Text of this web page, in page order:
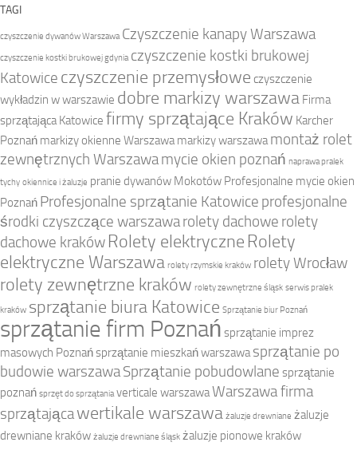
TAGI
czyszczenie dywanów Warszawa Czyszczenie kanapy Warszawa
czyszczenie kostki brukowej gdynia czyszczenie kostki brukowej
Katowice czyszczenie przemysłowe czyszczenie
wykładzin w warszawie dobre markizy warszawa Firma
sprzątająca Katowice firmy sprzątające Kraków Karcher
Poznań markizy okienne Warszawa markizy warszawa montaż rolet
zewnętrznych Warszawamycie okien poznań naprawa pralek
tychy okiennice i żaluzje pranie dywanów Mokotów Profesjonalne mycie okien
Poznań Profesjonalne sprzątanie Katowice profesjonalne
środki czyszczące warszawarolety dachowe rolety
dachowe kraków Rolety elektryczne Rolety
elektryczne Warszawa rolety rzymskie kraków rolety Wrocław
rolety zewnętrzne kraków rolety zewnętrzne śląsk serwis pralek
kraków sprzątanie biura Katowice Sprzątanie biur Poznań
sprzątanie firm Poznań sprzątanie imprez
masowych Poznańsprzątanie mieszkań warszawa sprzątanie po
budowie warszawaSprzątanie pobudowlane sprzątanie
poznań sprzęt do sprzątania verticale warszawaWarszawa firma
sprzątającawertikale warszawa żaluzje drewniane żaluzje
drewniane kraków żaluzje drewniane śląsk żaluzje pionowe kraków